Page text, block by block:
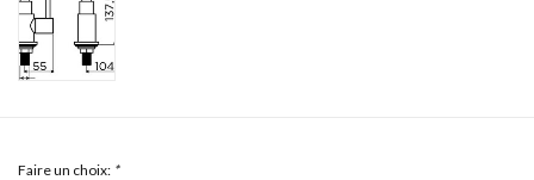
Faire un choix: *